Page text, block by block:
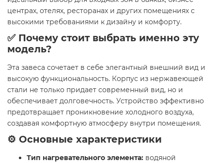
центрах, отелях, ресторанах и других помещениях с
высокими требованиями к дизайну и комфорту.
✅ Почему стоит выбрать именно эту
модель?
Эта завеса сочетает в себе элегантный внешний вид и
высокую функциональность. Корпус из нержавеющей
стали не только придает современный вид, но и
обеспечивает долговечность. Устройство эффективно
предотвращает проникновение холодного воздуха,
создавая комфортную атмосферу внутри помещения.
⚙️ Основные характеристики
Тип нагревательного элемента: водяной